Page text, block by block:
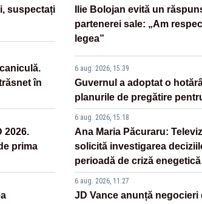
suspectați
în
2026.
prima
Ilie Bolojan evită un
partenerei sale: „Am
legea”
6 aug. 2026, 15:39
Guvernul a adoptat o
planurile de pregătire
6 aug. 2026, 15:18
Ana Maria Păcuraru:
solicită investigarea
perioadă de criză enegetică
6 aug. 2026, 11:27
JD Vance anunță negocieri